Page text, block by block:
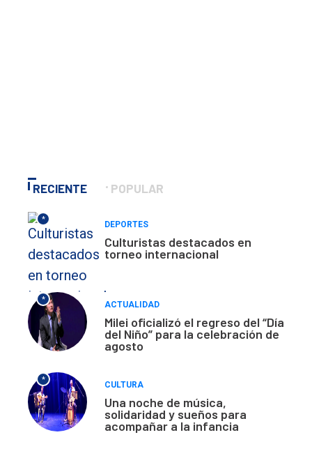
RECIENTE POPULAR
*
DEPORTES
Culturistas destacados en
torneo internacional
*
ACTUALIDAD
Milei oficializó el regreso del “Día
del Niño” para la celebración de
agosto
*
CULTURA
Una noche de música,
solidaridad y sueños para
acompañar a la infancia